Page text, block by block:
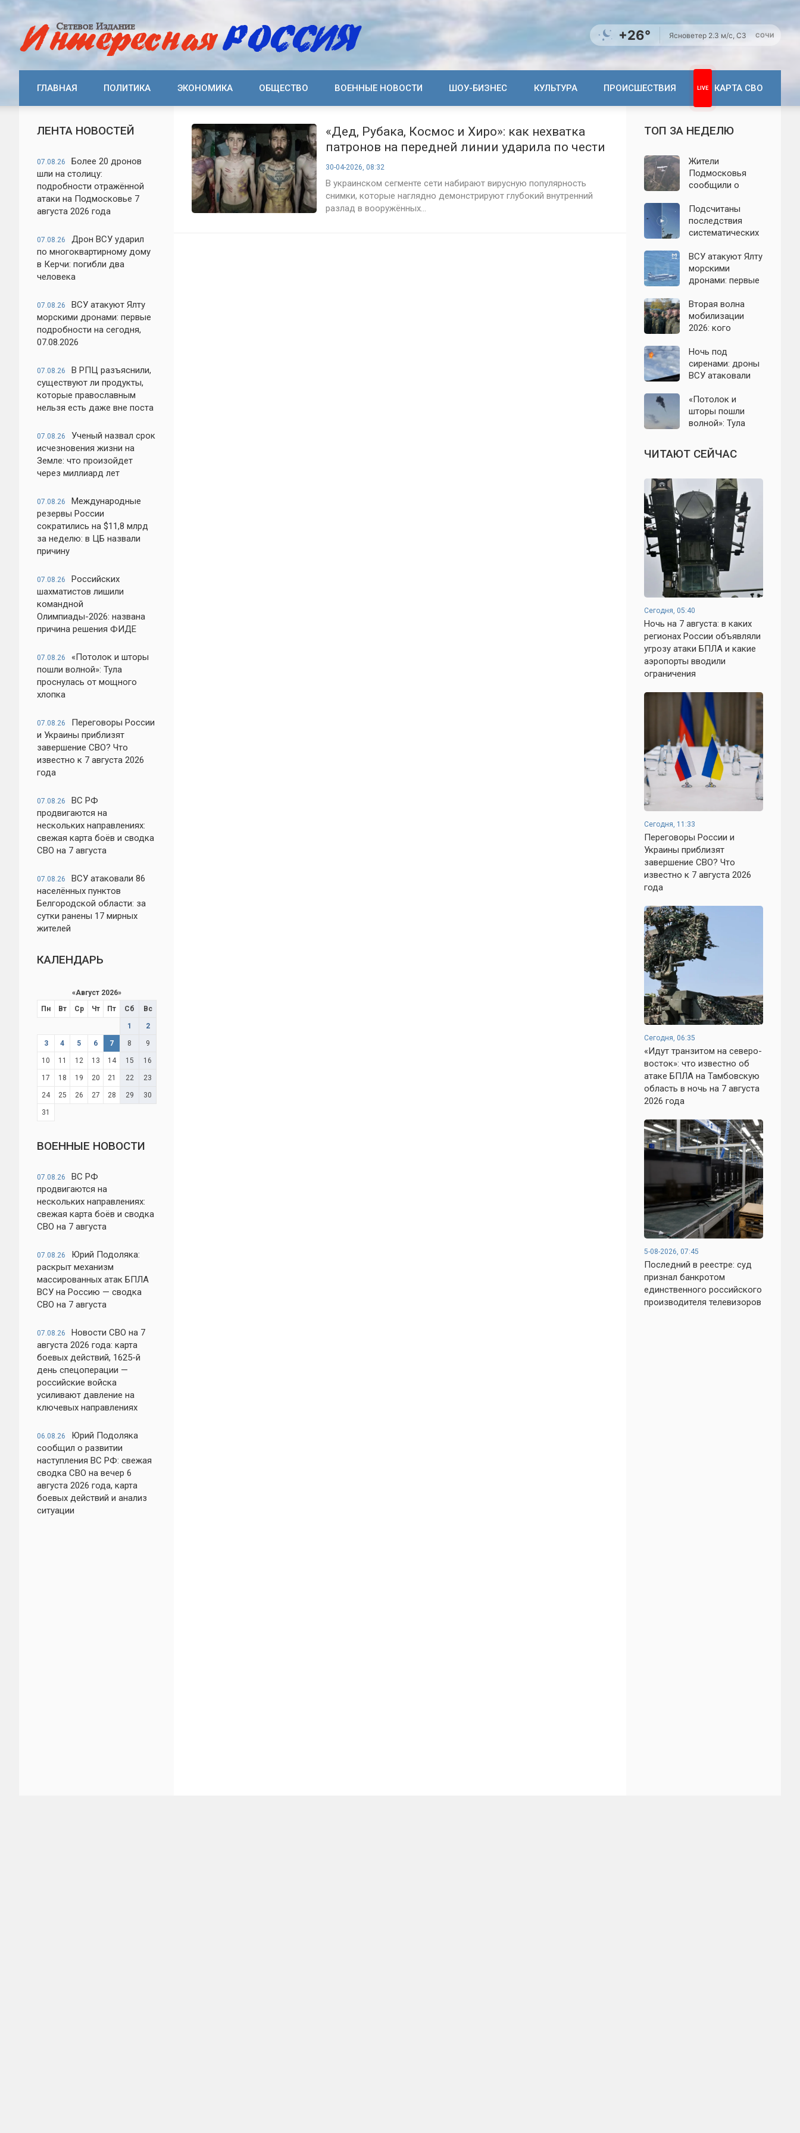
+26° Ясноветер 2.3 м/с, СЗ СОЧИ
ГЛАВНАЯ ПОЛИТИКА ЭКОНОМИКА ОБЩЕСТВО ВОЕННЫЕ НОВОСТИ ШОУ-БИЗНЕС КУЛЬТУРА ПРОИСШЕСТВИЯ КАРТА СВО
ЛЕНТА НОВОСТЕЙ
07.08.26
Более 20 дронов
шли на столицу:
подробности отражённой
атаки на Подмосковье 7
августа 2026 года
07.08.26
Дрон ВСУ ударил
по многоквартирному дому
в Керчи: погибли два
человека
07.08.26
ВСУ атакуют Ялту
морскими дронами: первые
подробности на сегодня,
07.08.2026
07.08.26
В РПЦ разъяснили,
существуют ли продукты,
которые православным
нельзя есть даже вне поста
07.08.26
Ученый назвал срок
исчезновения жизни на
Земле: что произойдет
через миллиард лет
07.08.26
Международные
резервы России
сократились на $11,8 млрд
за неделю: в ЦБ назвали
причину
07.08.26
Российских
шахматистов лишили
командной
Олимпиады-2026: названа
причина решения ФИДЕ
07.08.26
«Потолок и шторы
пошли волной»: Тула
проснулась от мощного
хлопка
07.08.26
Переговоры России
и Украины приблизят
завершение СВО? Что
известно к 7 августа 2026
года
07.08.26
ВС РФ
продвигаются на
нескольких направлениях:
свежая карта боёв и сводка
СВО на 7 августа
07.08.26
ВСУ атаковали 86
населённых пунктов
Белгородской области: за
сутки ранены 17 мирных
жителей
КАЛЕНДАРЬ
«Август 2026»
Пн
Вт Ср Чт Пт Сб Вс
1 2
3 4 5 6 7 8 9
10 11 12 13 14 15 16
17 18 19 20 21 22 23
24 25 26 27 28 29 30
31
ВОЕННЫЕ НОВОСТИ
07.08.26
ВС РФ
продвигаются на
нескольких направлениях:
свежая карта боёв и сводка
СВО на 7 августа
07.08.26
Юрий Подоляка:
раскрыт механизм
массированных атак БПЛА
ВСУ на Россию — сводка
СВО на 7 августа
07.08.26
Новости СВО на 7
августа 2026 года: карта
боевых действий, 1625-й
день спецоперации —
российские войска
усиливают давление на
ключевых направлениях
06.08.26
Юрий Подоляка
сообщил о развитии
наступления ВС РФ: свежая
сводка СВО на вечер 6
августа 2026 года, карта
боевых действий и анализ
ситуации
«Дед, Рубака, Космос и Хиро»: как нехватка
патронов на передней линии ударила по чести
генералов
30-04-2026, 08:32
В украинском сегменте сети набирают вирусную популярность
снимки, которые наглядно демонстрируют глубокий внутренний
разлад в вооружённых...
ТОП ЗА НЕДЕЛЮ
Жители
Подмосковья
сообщили о
обнародованы
подробности о
налёте
августа
Подсчитаны
последствия
систематических
Ленинградскую
область: что
известно к 7
ВСУ атакуют Ялту
морскими
дронами: первые
сегодня,
07.08.2026
Вторая волна
мобилизации
2026: кого
ли реальные
признаки
Ночь под
сиренами: дроны
ВСУ атаковали
Евпаторию и
район Сакской
ТЭС
«Потолок и
шторы пошли
волной»: Тула
мощного хлопка
ЧИТАЮТ СЕЙЧАС
Сегодня, 05:40
Ночь на 7 августа: в каких
регионах России объявляли
угрозу атаки БПЛА и какие
аэропорты вводили
ограничения
Сегодня, 11:33
Переговоры России и
Украины приблизят
завершение СВО? Что
известно к 7 августа 2026
года
Сегодня, 06:35
«Идут транзитом на северо-
восток»: что известно об
атаке БПЛА на Тамбовскую
область в ночь на 7 августа
2026 года
5-08-2026, 07:45
Последний в реестре: суд
признал банкротом
единственного российского
производителя телевизоров